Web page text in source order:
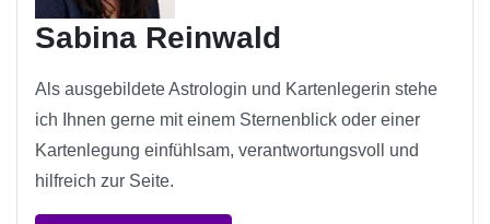
Sabina Reinwald
Als ausgebildete Astrologin und Kartenlegerin stehe
ich Ihnen gerne mit einem Sternenblick oder einer
Kartenlegung einfühlsam, verantwortungsvoll und
hilfreich zur Seite.